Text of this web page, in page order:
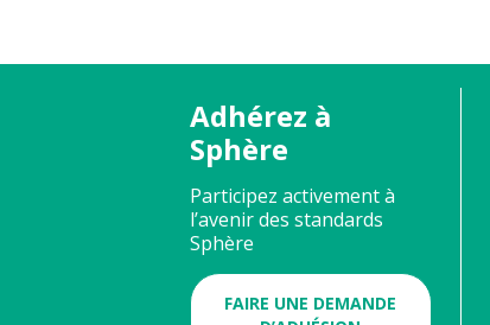
Adhérez à
Sphère
Participez activement à
l’avenir des standards
Sphère
FAIRE UNE DEMANDE